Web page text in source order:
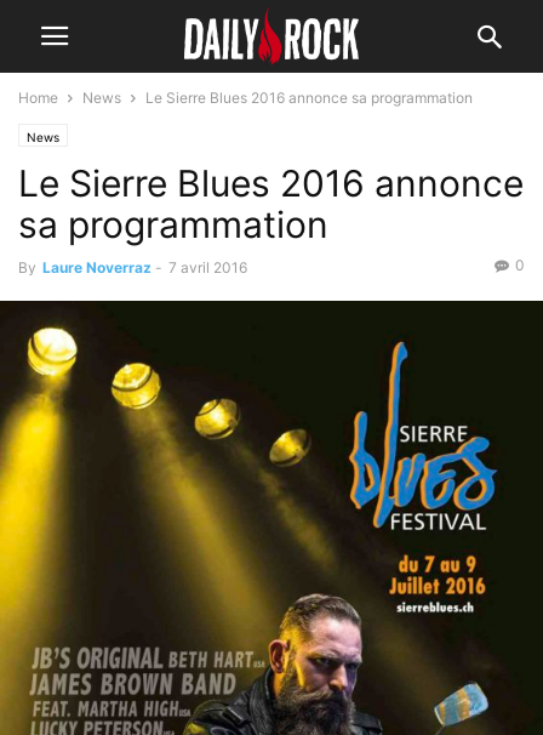
Home News Le Sierre Blues 2016 annonce sa programmation
News
Le Sierre Blues 2016 annonce
sa programmation
By Laure Noverraz - 7 avril 2016 0